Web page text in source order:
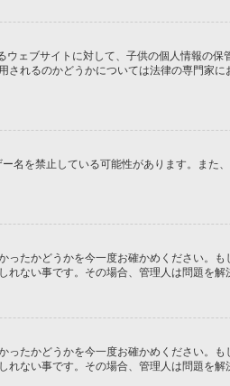
ェブサイトに対して、子供の個人情報の
れるのかどうかについては法律の専門家
を禁止している可能性があります。また
たかどうかを今一度お確かめください。
ない事です。その場合、管理人は問題を解
たかどうかを今一度お確かめください。
ない事です。その場合、管理人は問題を解